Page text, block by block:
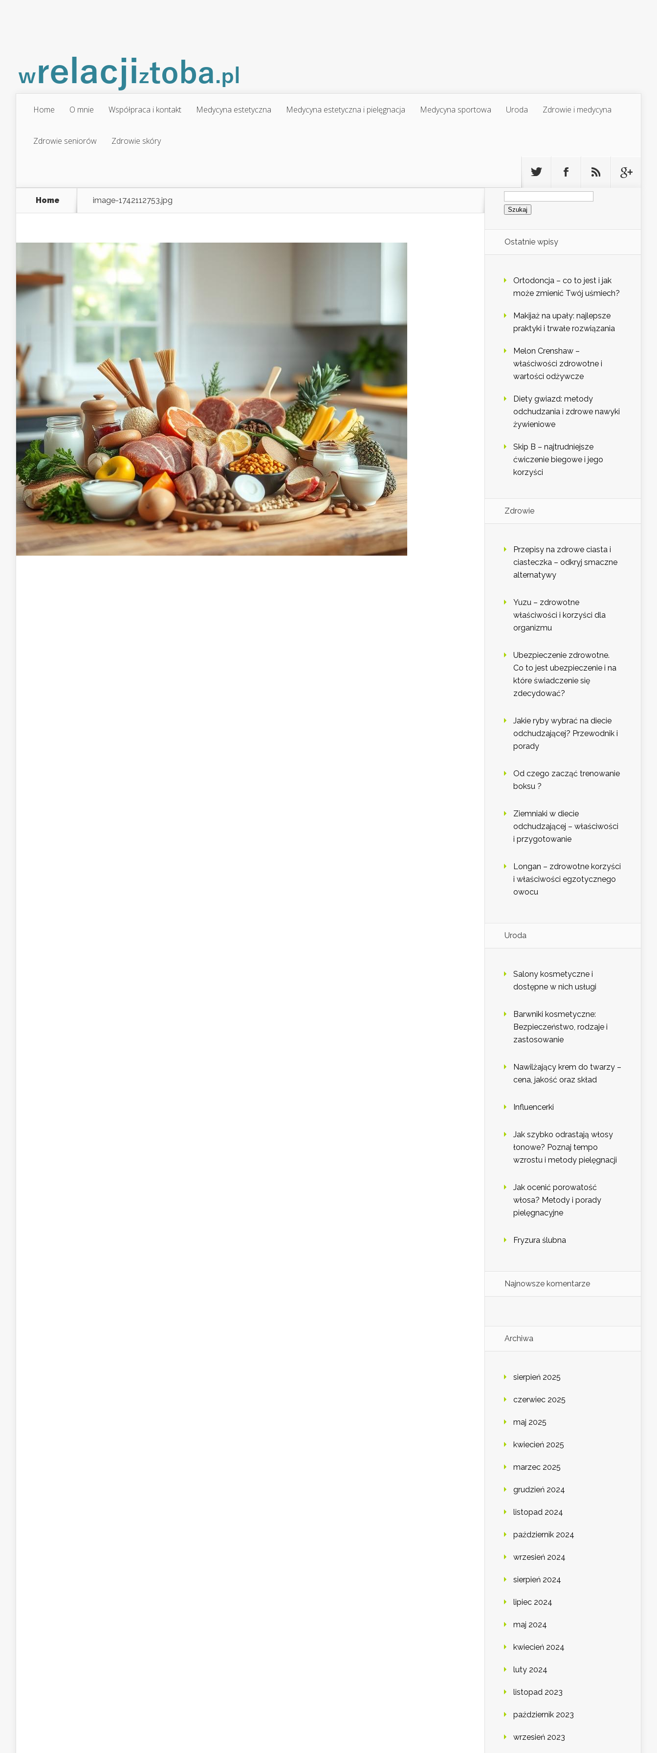
Home O mnie Współpraca i kontakt Medycyna estetyczna Medycyna estetyczna i pielęgnacja Medycyna sportowa Uroda Zdrowie i medycyna
Zdrowie seniorów Zdrowie skóry
Home image-1742112753.jpg
Szukaj:
Ostatnie wpisy
Ortodoncja – co to jest i jak
może zmienić Twój uśmiech?
Makijaż na upały: najlepsze
praktyki i trwałe rozwiązania
Melon Crenshaw –
właściwości zdrowotne i
wartości odżywcze
Diety gwiazd: metody
odchudzania i zdrowe nawyki
żywieniowe
Skip B – najtrudniejsze
ćwiczenie biegowe i jego
korzyści
Zdrowie
Przepisy na zdrowe ciasta i
ciasteczka – odkryj smaczne
alternatywy
Yuzu – zdrowotne
właściwości i korzyści dla
organizmu
Ubezpieczenie zdrowotne.
Co to jest ubezpieczenie i na
które świadczenie się
zdecydować?
Jakie ryby wybrać na diecie
odchudzającej? Przewodnik i
porady
Od czego zacząć trenowanie
boksu ?
Ziemniaki w diecie
odchudzającej – właściwości
i przygotowanie
Longan – zdrowotne korzyści
i właściwości egzotycznego
owocu
Uroda
Salony kosmetyczne i
dostępne w nich usługi
Barwniki kosmetyczne:
Bezpieczeństwo, rodzaje i
zastosowanie
Nawilżający krem do twarzy –
cena, jakość oraz skład
Influencerki
Jak szybko odrastają włosy
łonowe? Poznaj tempo
wzrostu i metody pielęgnacji
Jak ocenić porowatość
włosa? Metody i porady
pielęgnacyjne
Fryzura ślubna
Najnowsze komentarze
Archiwa
sierpień 2025
czerwiec 2025
maj 2025
kwiecień 2025
marzec 2025
grudzień 2024
listopad 2024
październik 2024
wrzesień 2024
sierpień 2024
lipiec 2024
maj 2024
kwiecień 2024
luty 2024
listopad 2023
październik 2023
wrzesień 2023